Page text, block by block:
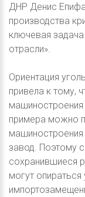
ДНР Денис
производства
ключевая задача
отрасли».
Ориентация
привела к тому,
машиностроения
примера можно
завод. Поэтому
сохранившиеся
могут